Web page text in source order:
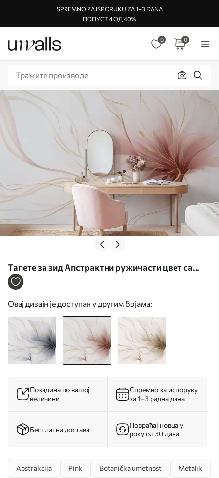
SPREMNO ZA ISPORUKU ZA 1–3 DANA
ПОПУСТИ ОД 40%
0 0
Тапете за зид Апстрактни ружичасти цвет са
течним линијама у стилу флуидне уметности бр.
Овај дизајн је доступан у другим бојама:
Позадина по вашој
величини
Спремно за испоруку
за 1–3 радна дана
Бесплатна достава
Повраћај новца у
року од 30 дана
Apstrakcija Pink Botanička umetnost Metalik